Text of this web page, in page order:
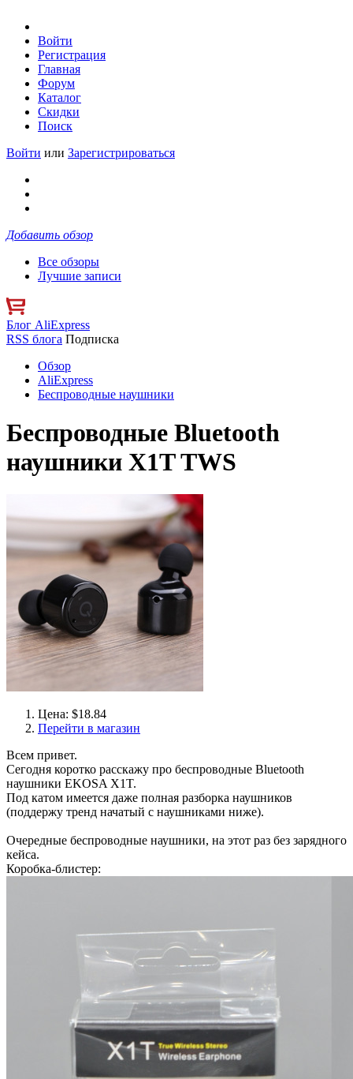
Войти
Регистрация
Главная
Форум
Каталог
Скидки
Поиск
Войти или Зарегистрироваться
Добавить обзор
Все обзоры
Лучшие записи
Блог AliExpress
RSS блога Подписка
Обзор
AliExpress
Беспроводные наушники
Беспроводные Bluetooth
наушники X1T TWS
Цена: $18.84
Перейти в магазин
Всем привет.
Сегодня коротко расскажу про беспроводные Bluetooth
наушники EKOSA X1T.
Под катом имеется даже полная разборка наушников
(поддержу тренд начатый с наушниками ниже).
Очередные беспроводные наушники, на этот раз без зарядного
кейса.
Коробка-блистер: